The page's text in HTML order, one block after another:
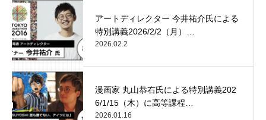
アートディレクター 今井祐介氏による
特別講義2026/2/2（月）…
2026.02.2
漫画家 丸山恭右氏による特別講義202
6/1/15（木）に高等課程…
2026.01.16